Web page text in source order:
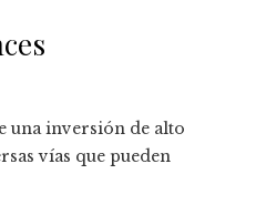
una inversión de alto
vías que pueden